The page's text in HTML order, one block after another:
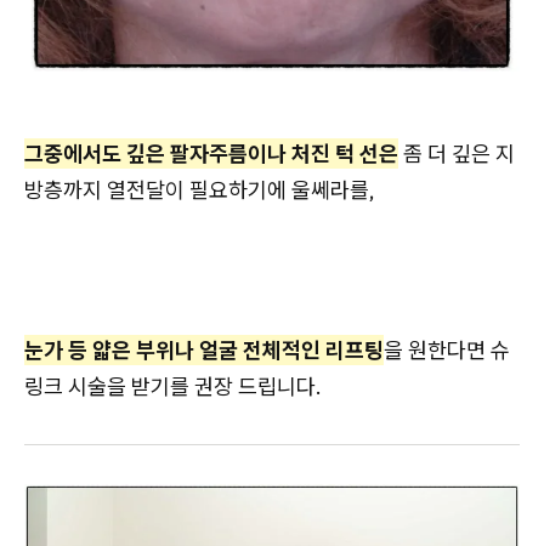
그중에서도 깊은 팔자주름이나 처진 턱 선은 좀 더 깊은 지
방층까지 열전달이 필요하기에 울쎄라를,
눈가 등 얇은 부위나 얼굴 전체적인 리프팅을 원한다면 슈
링크 시술을 받기를 권장 드립니다.